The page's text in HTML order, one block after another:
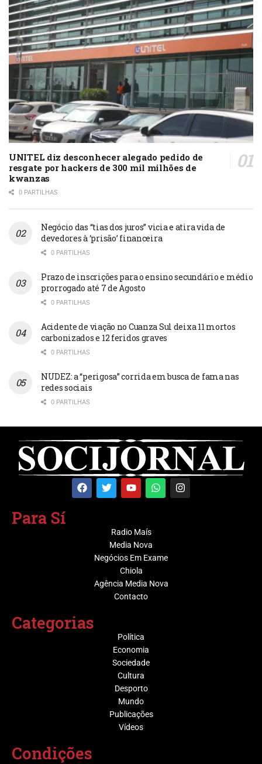
UNITEL diz desconhecer alegado pedido de
resgate por hackers de 300 mil milhões de
kwanzas
0 PARTILHAS
Negócio das “tias dos juros” vicia e atira vida de
devedores à ‘prisão’ financeira
0 PARTILHAS
Prazo de inscrições para o ensino secundário e médio
prorrogado até 7 de Agosto
0 PARTILHAS
Acidente de viação no Cuanza Sul deixa 11 mortos
carbonizados e 12 feridos graves
0 PARTILHAS
NUDEZ: a “perigosa” corrida em busca de fama nas
redes sociais
0 PARTILHAS
Para Sí
Radio Maís
Media Nova
Negócios Em Exame
Chiola
Agência Media Nova
Contacto
Categorias
Política
Economia
Sociedade
Cultura
Desporto
Mundo
Publicações
Vídeos
Condições